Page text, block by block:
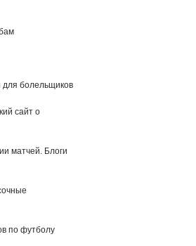
болельщиков
сайт о
матчей. Блоги
по футболу